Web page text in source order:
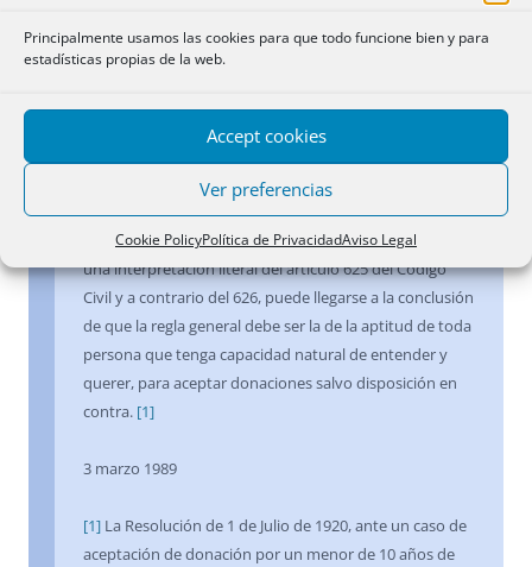
Principalmente usamos las cookies para que todo funcione bien y para
estadísticas propias de la web.
Accept cookies
Ver preferencias
Cookie PolicyPolítica de PrivacidadAviso Legal
de edad a partir del cual se es capaz para todos los
actos civiles- ni del principio de representación legal de
debajo de los 18 años de edad, sólo en los casos
la donación procura al donatario una ventaja
patrimonial sin contraprestación -lo que debe influir en
el grado de madurez necesario para aceptar-, mediante
una interpretación literal del artículo 625 del Código
Civil y a contrario del 626, puede llegarse a la conclusión
de que la regla general debe ser la de la aptitud de toda
persona que tenga capacidad natural de entender y
querer, para aceptar donaciones salvo disposición en
contra. [1]
3 marzo 1989
[1] La Resolución de 1 de Julio de 1920, ante un caso de
aceptación de donación por un menor de 10 años de